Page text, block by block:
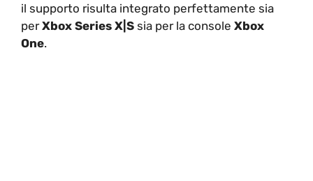
il supporto risulta integrato perfettamente sia
perXbox Series X|S sia per la console Xbox
One.